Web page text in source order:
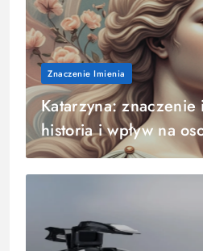
Znaczenie Imienia
Katarzyna:
historia i wpływ na